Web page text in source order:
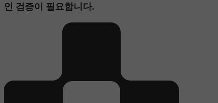
인 검증이 필요합니다.